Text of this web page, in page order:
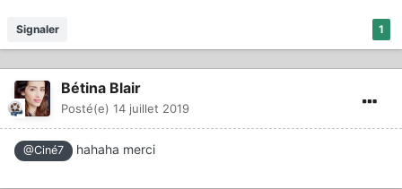
1
Signaler
Bétina Blair
Posté(e) 14 juillet 2019
@Ciné7 hahaha merci